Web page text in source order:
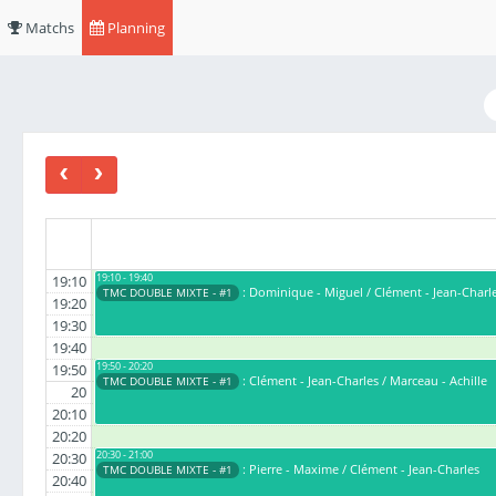
Matchs Planning
19:10
19:20
19:30
19:40
19:50
20
20:10
20:20
20:30
20:40
19:10 - 19:40
TMC DOUBLE MIXTE - #1 : Dominique - Miguel / Clément - Jean-
19:50 - 20:20
TMC DOUBLE MIXTE - #1 : Clément - Jean-Charles / Marceau - Achille
20:30 - 21:00
TMC DOUBLE MIXTE - #1 : Pierre - Maxime / Clément - Jean-Charles